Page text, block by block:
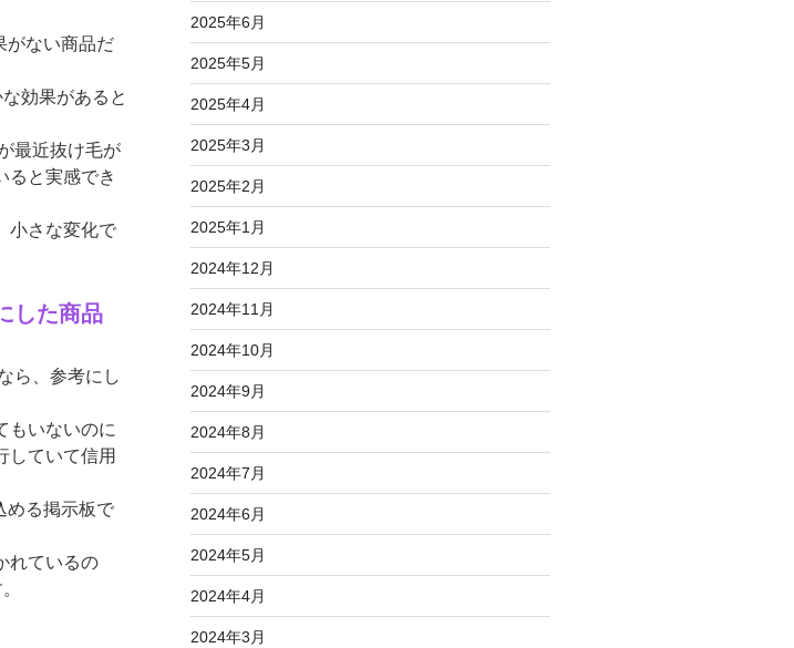
がない商品だ
効果があると
最近抜け毛が
ると実感でき
小さな変化で
した商品
ら、参考にし
もいないのに
していて信用
める掲示板で
れているの
2025年6月
2025年5月
2025年4月
2025年3月
2025年2月
2025年1月
2024年12月
2024年11月
2024年10月
2024年9月
2024年8月
2024年7月
2024年6月
2024年5月
2024年4月
2024年3月